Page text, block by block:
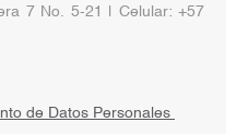
7 No. 5-21 | Celular: +57
de Datos Personales